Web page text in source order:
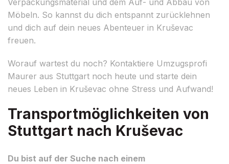
Möbeln. So kannst du dich entspannt zurücklehnen
und dich auf dein neues Abenteuer in Kruševac
freuen.
Worauf wartest du noch? Kontaktiere Umzugsprofi
Maurer aus Stuttgart noch heute und starte dein
neues Leben in Kruševac ohne Stress und Aufwand!
Transportmöglichkeiten von
Stuttgart nach Kruševac
Du bist auf der Suche nach einem